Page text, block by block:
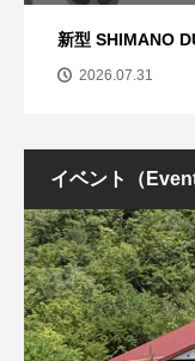
新型 SHIMANO
2026.07.31
イベント（